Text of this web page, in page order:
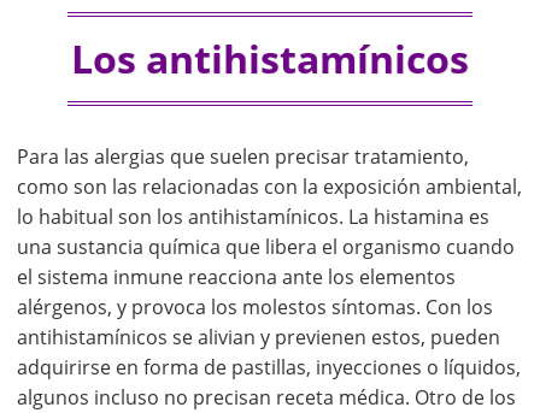
Los antihistamínicos
Para las alergias que suelen precisar tratamiento,
como son las relacionadas con la exposición ambiental,
lo habitual son los antihistamínicos. La histamina es
una sustancia química que libera el organismo cuando
el sistema inmune reacciona ante los elementos
alérgenos, y provoca los molestos síntomas. Con los
antihistamínicos se alivian y previenen estos, pueden
adquirirse en forma de pastillas, inyecciones o líquidos,
algunos incluso no precisan receta médica. Otro de los